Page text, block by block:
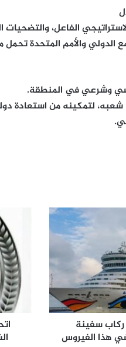
الفاعل،
الدولي والأمم المتحدة تحمل
وشرعي في المنطقة.
لتمكينه من استعادة
بين ركاب سفينة
هذا الفيروس
العربي
يدعو
الزبيدي
تجميد
الشراكة
الشرعية